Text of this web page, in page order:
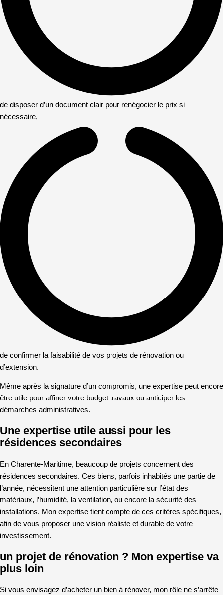
de disposer d’un document clair pour renégocier le prix si
nécessaire,
de confirmer la faisabilité de vos projets de rénovation ou
d’extension.
Même après la signature d’un compromis, une expertise peut encore
être utile pour affiner votre budget travaux ou anticiper les
démarches administratives.
Une expertise utile aussi pour les
résidences secondaires
En Charente-Maritime, beaucoup de projets concernent des
résidences secondaires. Ces biens, parfois inhabités une partie de
l’année, nécessitent une attention particulière sur l’état des
matériaux, l’humidité, la ventilation, ou encore la sécurité des
installations. Mon expertise tient compte de ces critères spécifiques,
afin de vous proposer une vision réaliste et durable de votre
investissement.
un projet de rénovation ? Mon expertise va
plus loin
Si vous envisagez d’acheter un bien à rénover, mon rôle ne s’arrête